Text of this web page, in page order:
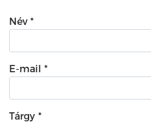
Név*
E-mail *
Tárgy *